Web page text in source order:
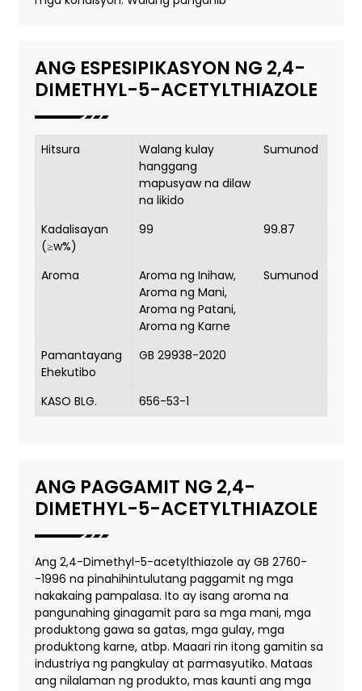
ANG ESPESIPIKASYON NG 2,4-
DIMETHYL-5-ACETYLTHIAZOLE
Hitsura
Walang kulay
hanggang
mapusyaw na dilaw
na likido
Sumunod
Kadalisayan
(≥w%)
99 99.87
Aroma
Aroma ng Inihaw,
Aroma ng Mani,
Aroma ng Patani,
Aroma ng Karne
Sumunod
Pamantayang
Ehekutibo
GB 29938-2020
KASO BLG. 656-53-1
ANG PAGGAMIT NG 2,4-
DIMETHYL-5-ACETYLTHIAZOLE
Ang 2,4-Dimethyl-5-acetylthiazole ay GB 2760-
-1996 na pinahihintulutang paggamit ng mga
nakakaing pampalasa. Ito ay isang aroma na
pangunahing ginagamit para sa mga mani, mga
produktong gawa sa gatas, mga gulay, mga
produktong karne, atbp. Maaari rin itong gamitin sa
industriya ng pangkulay at parmasyutiko. Mataas
ang nilalaman ng produkto, mas kaunti ang mga